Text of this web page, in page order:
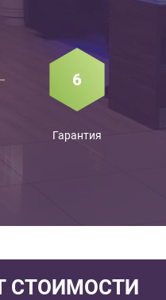
Гарантия
СТОИМОСТИ